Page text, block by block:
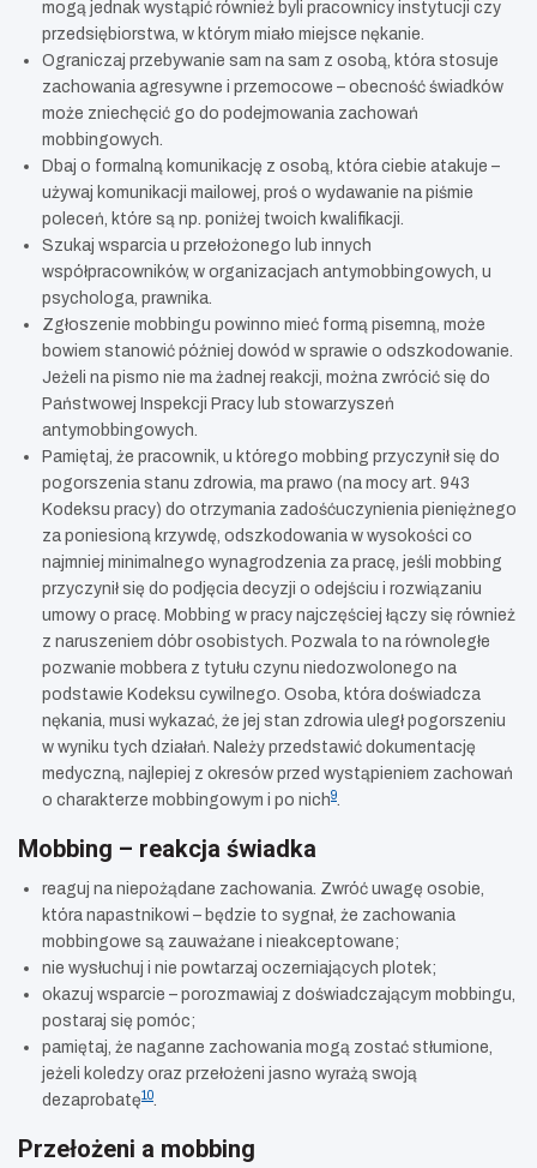
mogą jednak wystąpić również byli pracownicy instytucji czy
przedsiębiorstwa, w którym miało miejsce nękanie.
Ograniczaj przebywanie sam na sam z osobą, która stosuje
zachowania agresywne i przemocowe – obecność świadków
może zniechęcić go do podejmowania zachowań
mobbingowych.
Dbaj o formalną komunikację z osobą, która ciebie atakuje –
używaj komunikacji mailowej, proś o wydawanie na piśmie
poleceń, które są np. poniżej twoich kwalifikacji.
Szukaj wsparcia u przełożonego lub innych
współpracowników, w organizacjach antymobbingowych, u
psychologa, prawnika.
Zgłoszenie mobbingu powinno mieć formą pisemną, może
bowiem stanowić później dowód w sprawie o odszkodowanie.
Jeżeli na pismo nie ma żadnej reakcji, można zwrócić się do
Państwowej Inspekcji Pracy lub stowarzyszeń
antymobbingowych.
Pamiętaj, że pracownik, u którego mobbing przyczynił się do
pogorszenia stanu zdrowia, ma prawo (na mocy art. 943
Kodeksu pracy) do otrzymania zadośćuczynienia pieniężnego
za poniesioną krzywdę, odszkodowania w wysokości co
najmniej minimalnego wynagrodzenia za pracę, jeśli mobbing
przyczynił się do podjęcia decyzji o odejściu i rozwiązaniu
umowy o pracę. Mobbing w pracy najczęściej łączy się również
z naruszeniem dóbr osobistych. Pozwala to na równoległe
pozwanie mobbera z tytułu czynu niedozwolonego na
podstawie Kodeksu cywilnego. Osoba, która doświadcza
nękania, musi wykazać, że jej stan zdrowia uległ pogorszeniu
w wyniku tych działań. Należy przedstawić dokumentację
medyczną, najlepiej z okresów przed wystąpieniem zachowań
o charakterze mobbingowym i po nich9
Mobbing – reakcja świadka
reaguj na niepożądane zachowania. Zwróć uwagę osobie,
która napastnikowi – będzie to sygnał, że zachowania
mobbingowe są zauważane i nieakceptowane;
nie wysłuchuj i nie powtarzaj oczerniających plotek;
okazuj wsparcie – porozmawiaj z doświadczającym mobbingu,
postaraj się pomóc;
pamiętaj, że naganne zachowania mogą zostać stłumione,
jeżeli koledzy oraz przełożeni jasno wyrażą swoją
dezaprobatę10
Przełożeni a mobbing